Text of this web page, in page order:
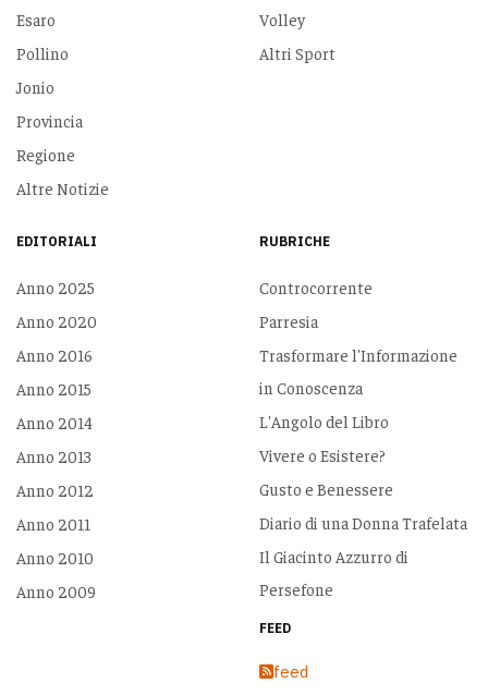
Esaro
Pollino
Jonio
Provincia
Regione
Altre Notizie
Volley
Altri Sport
EDITORIALI
Anno 2025
Anno 2020
Anno 2016
Anno 2015
Anno 2014
Anno 2013
Anno 2012
Anno 2011
Anno 2010
Anno 2009
RUBRICHE
Controcorrente
Parresia
Trasformare l'Informazione
in Conoscenza
L'Angolo del Libro
Vivere o Esistere?
Gusto e Benessere
Diario di una Donna Trafelata
Il Giacinto Azzurro di
Persefone
FEED
feed